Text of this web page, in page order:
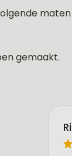
gemaakt.